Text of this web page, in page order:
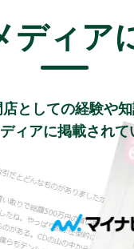
ディア
としての経験や
ィアに掲載されて